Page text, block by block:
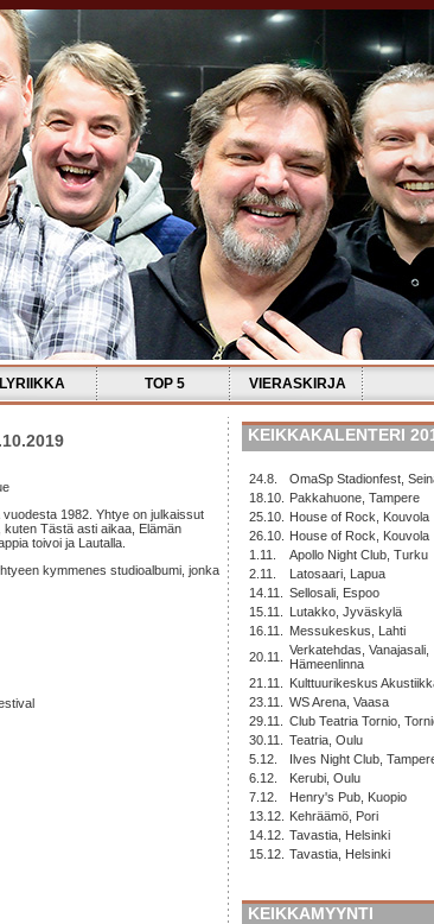
LYRIIKKA TOP 5 VIERASKIRJA
1982. Yhtye on julkaissut
Tästä asti aikaa, Elämän
toivoi ja Lautalla.
kymmenes studioalbumi, jonka
KEIKKAKALENTERI
24.8.
OmaSp Stadionfest,
18.10.
Pakkahuone, Tampere
25.10.
House of Rock, Kouvola
26.10.
House of Rock, Kouvola
1.11.
Apollo Night Club, Turku
2.11.
Latosaari, Lapua
14.11.
Sellosali, Espoo
15.11.
Lutakko, Jyväskylä
16.11.
Messukeskus, Lahti
20.11.
Verkatehdas, Vanajasali,
Hämeenlinna
21.11.
Kulttuurikeskus
23.11.
WS Arena, Vaasa
29.11.
Club Teatria Tornio,
30.11.
Teatria, Oulu
5.12.
Ilves Night Club,
6.12.
Kerubi, Oulu
7.12.
Henry's Pub, Kuopio
13.12.
Kehräämö, Pori
14.12. Tavastia, Helsinki
15.12. Tavastia, Helsinki
KEIKKAMYYNTI